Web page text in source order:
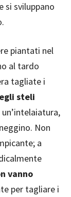
si sviluppano
piantati nel
al tardo
tagliate i
steli
Non
a
vanno
per tagliare i